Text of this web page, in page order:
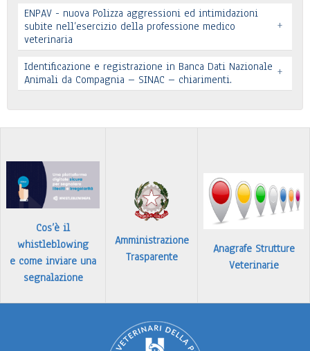
Leggi tutto
Leggi tutto
ENPAV - nuova Polizza aggressioni ed intimidazioni
subite nell’esercizio della professione medico
veterinaria
+
In allegato si pubblica lettera pervenuta
Identificazione e registrazione in Banca Dati Nazionale
Animali da Compagnia – SINAC – chiarimenti.
+
Cos’è il
whistleblowing
e come inviare una
segnalazione
Amministrazione
Trasparente
Anagrafe Strutture
Veterinarie